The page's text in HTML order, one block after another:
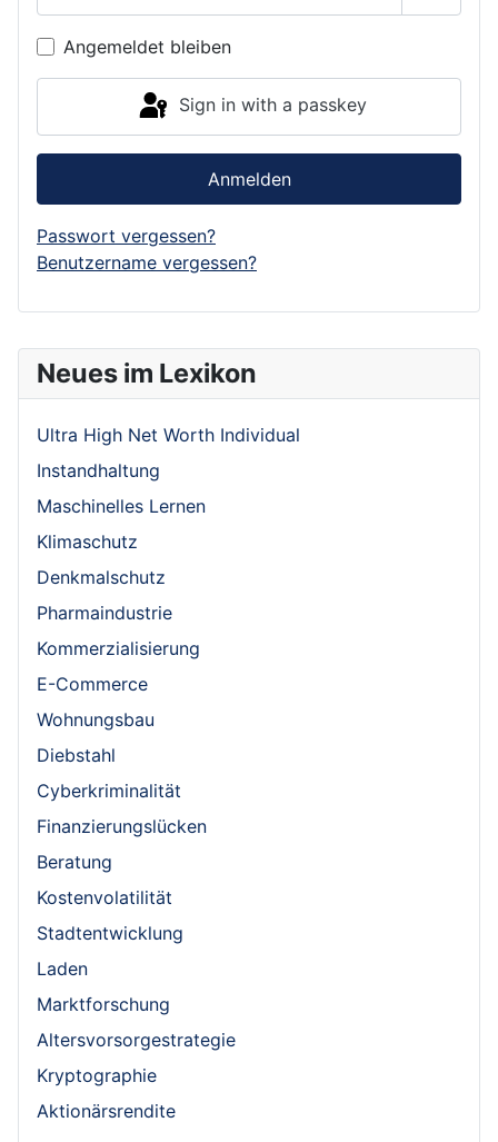
Neues im Lexikon
Ultra High Net Worth Individual
Instandhaltung
Maschinelles Lernen
Klimaschutz
Denkmalschutz
Pharmaindustrie
Kommerzialisierung
E-Commerce
Wohnungsbau
Diebstahl
Cyberkriminalität
Finanzierungslücken
Beratung
Kostenvolatilität
Stadtentwicklung
Laden
Marktforschung
Altersvorsorgestrategie
Kryptographie
Aktionärsrendite
Show
Angemeldet bleiben
Sign in with a passkey
Anmelden
Passwort vergessen?
Benutzername vergessen?